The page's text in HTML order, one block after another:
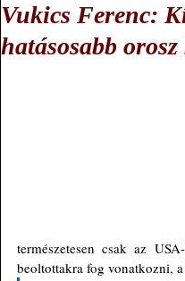
Vukics Ferenc:
hatásosabb
természetesen csak az
beoltottakra fog vonatkozni,